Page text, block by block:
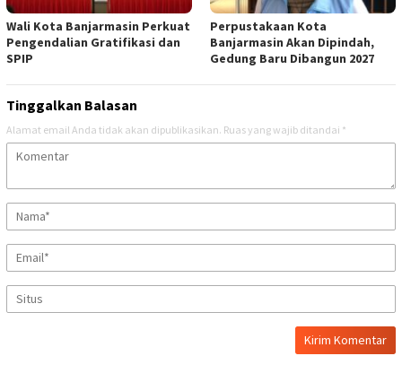
Wali Kota Banjarmasin Perkuat
Pengendalian Gratifikasi dan
SPIP
Perpustakaan Kota
Banjarmasin Akan Dipindah,
Gedung Baru Dibangun 2027
Tinggalkan Balasan
Alamat email Anda tidak akan dipublikasikan. Ruas yang wajib ditandai *